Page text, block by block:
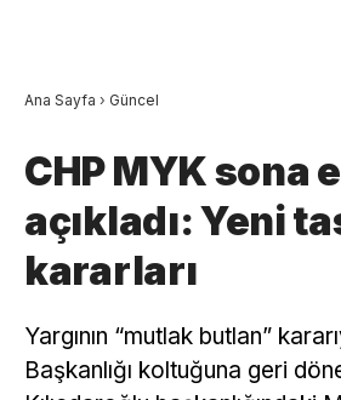
Ana Sayfa › Güncel
CHP MYK sona
açıkladı: Yeni
kararları
Yargının “mutlak butlan”
Başkanlığı koltuğuna geri